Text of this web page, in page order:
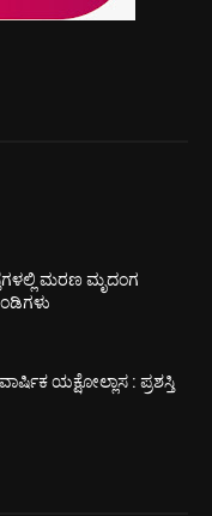
ಮರಣ ಮೃದಂಗ
ಯಕ್ಷೋಲ್ಲಾಸ : ಪ್ರಶಸ್ತಿ